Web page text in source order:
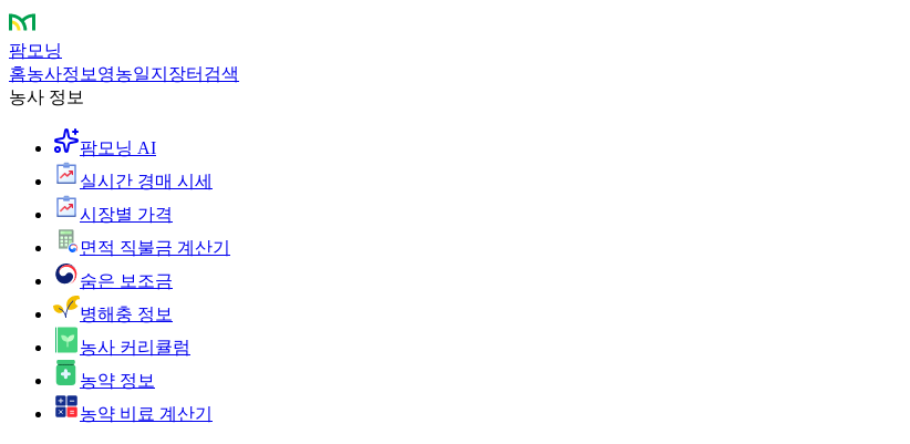
팜모닝
홈농사정보 영농일지 장터 검색
농사 정보
팜모닝 AI
실시간 경매 시세
시장별 가격
면적 직불금 계산기
숨은 보조금
병해충 정보
농사 커리큘럼
농약 정보
농약 비료 계산기